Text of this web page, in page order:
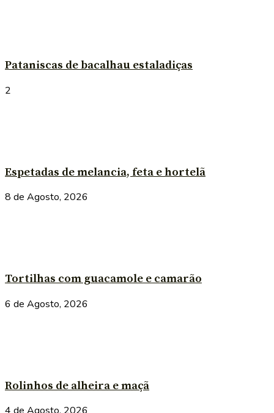
Pataniscas de bacalhau estaladiças
2
Espetadas de melancia, feta e hortelã
8 de Agosto, 2026
Tortilhas com guacamole e camarão
6 de Agosto, 2026
Rolinhos de alheira e maçã